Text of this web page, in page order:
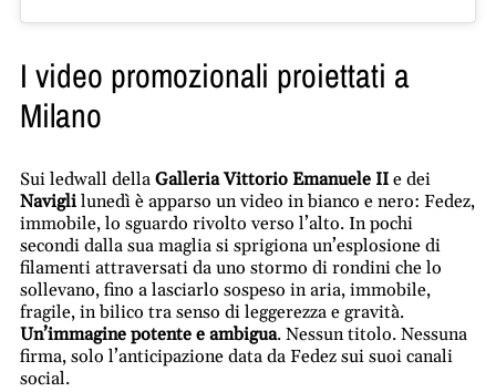
I video promozionali proiettati a
Milano
Sui ledwall della Galleria Vittorio Emanuele II e dei
Navigli lunedì è apparso un video in bianco e nero: Fedez,
immobile, lo sguardo rivolto verso l’alto. In pochi
secondi dalla sua maglia si sprigiona un’esplosione di
filamenti attraversati da uno stormo di rondini che lo
sollevano, fino a lasciarlo sospeso in aria, immobile,
fragile, in bilico tra senso di leggerezza e gravità.
Un’immagine potente e ambigua. Nessun titolo. Nessuna
firma, solo l’anticipazione data da Fedez sui suoi canali
social.